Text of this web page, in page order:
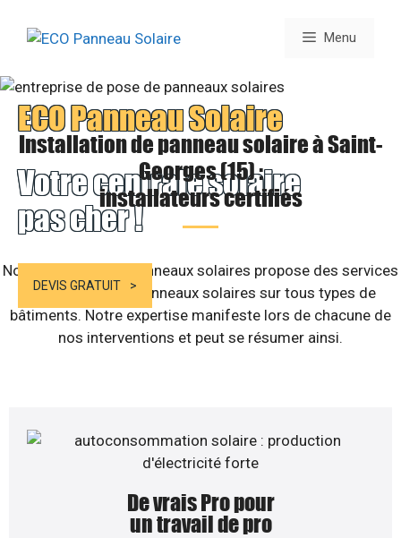
Menu
ECO Panneau Solaire
Votre centrale solaire
pas cher !
DEVIS GRATUIT
Installation de panneau solaire à Saint-
Georges (15) :
installateurs certifiés
Notre structure de panneaux solaires propose des services
d’installation de panneaux solaires sur tous types de
bâtiments. Notre expertise manifeste lors de chacune de
nos interventions et peut se résumer ainsi.
De vrais Pro pour
un travail de pro